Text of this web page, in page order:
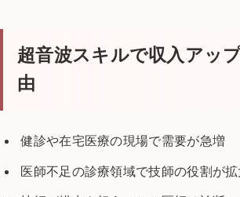
超音波スキルで収入アッ
由
健診や在宅医療の現場で需要が急増
医師不足の診療領域で技師の役割が拡